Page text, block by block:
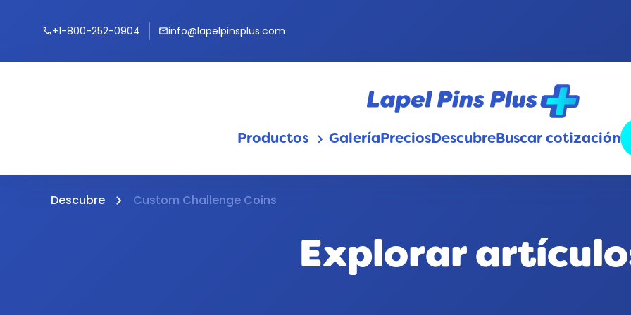
call+1-800-252-0904 mailinfo@lapelpinsplus.com
Productos keyboard_arrow_downGaleríaPreciosDescubreBuscar cotización
Descubre Custom Challenge Coins
Explorar